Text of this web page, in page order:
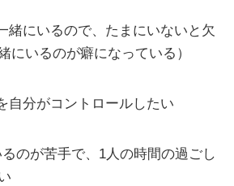
緒にいるので、たまにいないと欠
にいるのが癖になっている）
自分がコントロールしたい
のが苦手で、1人の時間の過ごし